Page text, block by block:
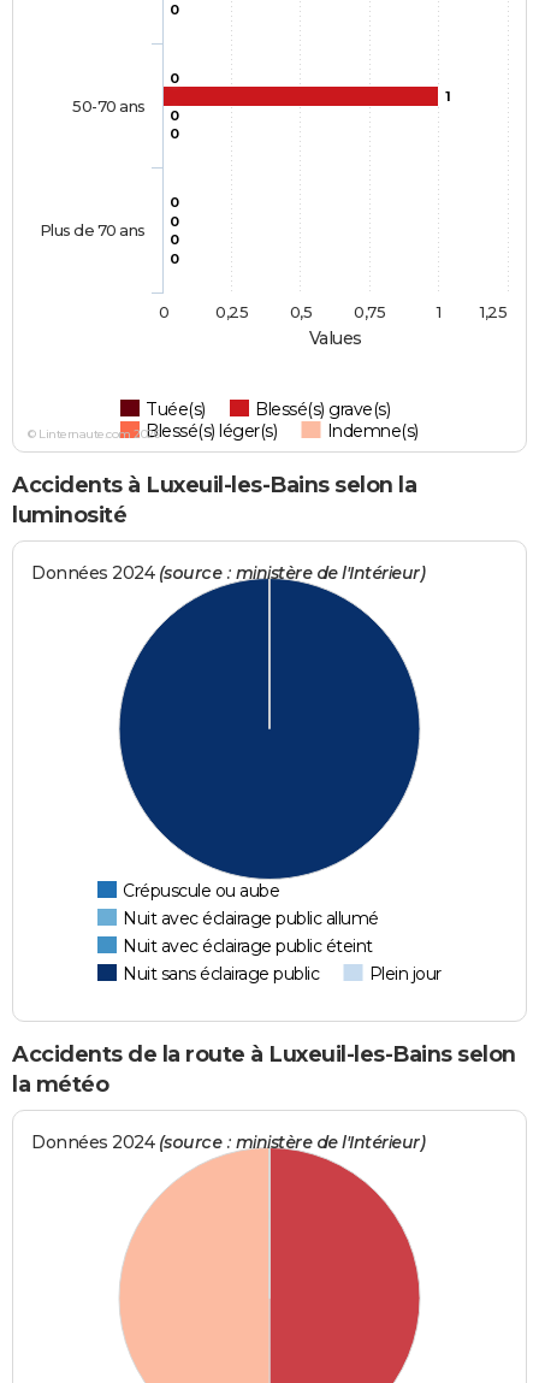
Values
0
0
1
0
0
0
0
0
0
Tuée(s)
Blessé(s) grave(s)
Blessé(s) léger(s)
Indemne(s)
50-70 ans
Plus de 70 ans
0 1
0,25 0,5 0,75 1,25
© Linternaute.com 2026
Accidents à Luxeuil-les-Bains selon la
luminosité
Données 2024 (source : ministère de l'Intérieur)
Crépuscule ou aube
Nuit avec éclairage public allumé
Nuit avec éclairage public éteint
Nuit sans éclairage public
Plein jour
Accidents de la route à Luxeuil-les-Bains selon
la météo
Données 2024 (source : ministère de l'Intérieur)